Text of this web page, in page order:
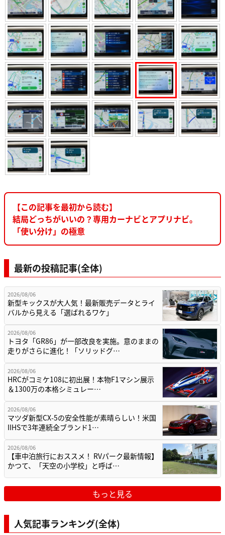
【この記事を最初から読む】
結局どっちがいいの？専用カーナビとアプリナビ。
「使い分け」の極意
最新の投稿記事(全体)
2026/08/06
新型キックスが大人気！最新販売データとライ
バルから見える「選ばれるワケ」
2026/08/06
トヨタ「GR86」が一部改良を実施。意のままの
走りがさらに進化！「ソリッドグ…
2026/08/06
HRCがコミケ108に初出展！本物F1マシン展示
＆1300万の本格シミュレー…
2026/08/06
マツダ新型CX-5の安全性能が素晴らしい！米国
IIHSで3年連続全ブランド1…
2026/08/06
【車中泊旅行におススメ！ RVパーク最新情報】
かつて、「天空の小学校」と呼ば…
もっと見る
人気記事ランキング(全体)